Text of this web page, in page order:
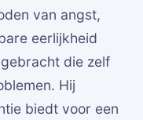
van angst,
eerlijkheid
die zelf
Hij
biedt voor een